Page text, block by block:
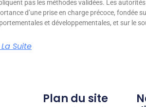
pas les méthodes validées. Les
d’une prise en charge précoce, fondée
et développementales, et sur le
Suite
Plan du site